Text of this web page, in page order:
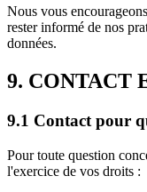
Nous vous
rester informé de nos
données.
9. CONTACT
9.1 Contact pour
Pour toute question
l'exercice de vos droits :